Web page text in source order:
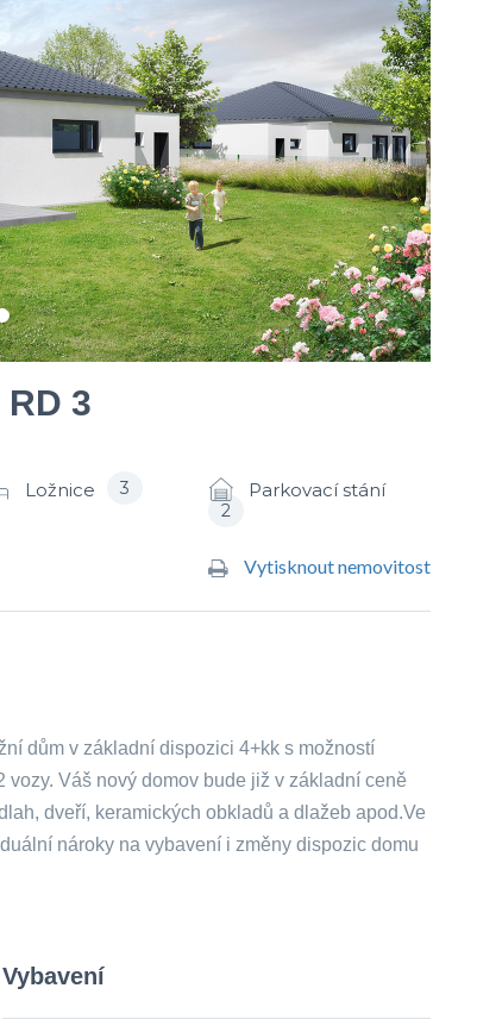
3
Ložnice 3 Parkovací stání
2
Vytisknout nemovitost
dům v základní dispozici 4+kk s možností
Váš nový domov bude již v základní ceně
dveří, keramických obkladů a dlažeb apod.Ve
nároky na vybavení i změny dispozic domu
Vybavení